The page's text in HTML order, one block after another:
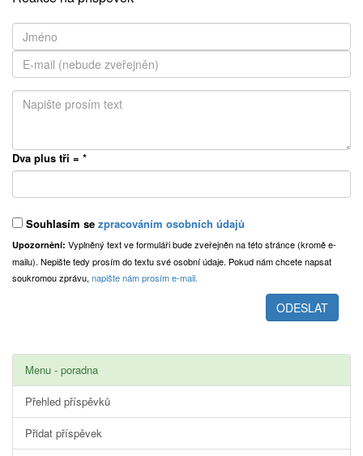
Dva plus tři = *
Souhlasím se zpracováním osobních údajů
Upozornění: Vyplněný text ve formuláři bude zveřejněn na této stránce (kromě e-
mailu). Nepište tedy prosím do textu své osobní údaje. Pokud nám chcete napsat
soukromou zprávu, napište nám prosím e-mail.
Menu - poradna
Přehled příspěvků
Přidat příspěvek